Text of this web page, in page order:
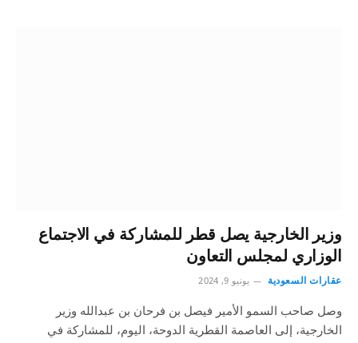
وزير الخارجية يصل قطر للمشاركة في الاجتماع
الوزاري لمجلس التعاون
عقارات السعودية يونيو 9, 2024
وصل صاحب السمو الأمير فيصل بن فرحان بن عبدالله وزير
الخارجية، إلى العاصمة القطرية الدوحة، اليوم، للمشاركة في